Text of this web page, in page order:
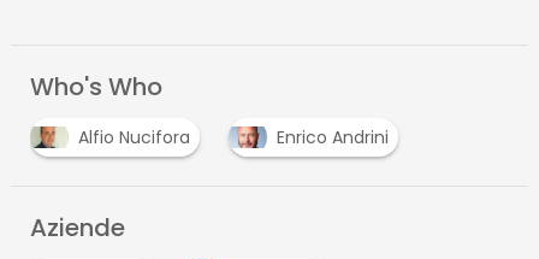
Who's Who
Alfio Nucifora Enrico Andrini
Aziende